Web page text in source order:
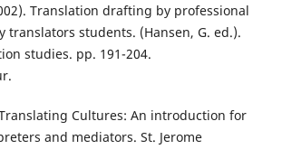
Translation drafting by professional
translators students. (Hansen, G. ed.).
studies. pp. 191-204.
Cultures: An introduction for
and mediators. St. Jerome